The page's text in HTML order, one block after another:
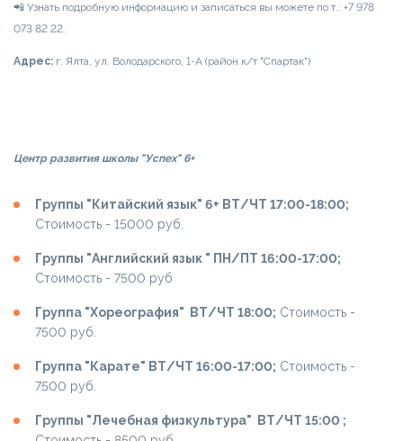
📲 Узнать подробную информацию и записаться вы можете по т.: +7 978
073 82 22.
Адрес: г. Ялта, ул. Володарского, 1-А (район к/т "Спартак")
Центр развития школы "Успех" 6+
Группы "Китайский язык" 6+ ВТ/ЧТ 17:00-18:00;
Cтоимость - 15000 руб.
Группы "Английский язык " ПН/ПТ 16:00-17:00;
Cтоимость - 7500 руб
Группа "Хореография" ВТ/ЧТ 18:00; Cтоимость -
7500 руб.
Группа "Карате" ВТ/ЧТ 16:00-17:00; Cтоимость -
7500 руб.
Группы "Лечебная физкультура" ВТ/ЧТ 15:00 ;